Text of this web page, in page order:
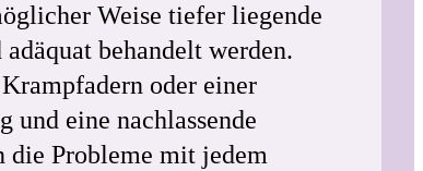
Weise tiefer liegende
behandelt werden.
oder einer
und eine nachlassende
die Probleme mit jedem